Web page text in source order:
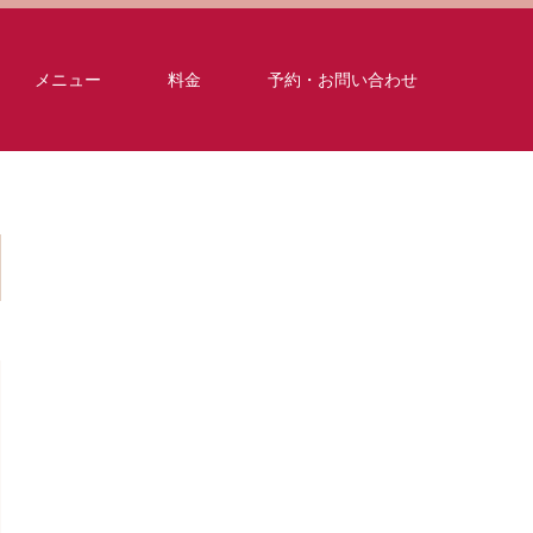
メニュー 料金 予約・お問い合わせ